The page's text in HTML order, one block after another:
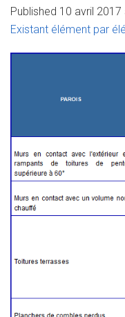
Published 10 avril 2017
Existant élément par